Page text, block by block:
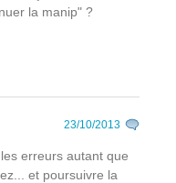
la manip" ?
23/10/2013
erreurs autant que
et poursuivre la